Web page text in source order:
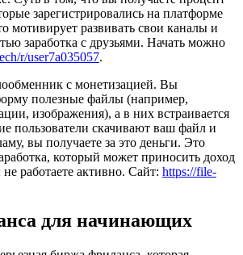
зарегистрировались на платформе
мотивирует развивать свои каналы и
заработка с друзьями. Начать можно
r/user7a035057.
с монетизацией. Вы
полезные файлы (например,
изображения), а в них встраивается
пользователи скачивают ваш файл и
вы получаете за это деньги. Это
который может приносить доход
работаете активно. Сайт: https://file-
для начинающих